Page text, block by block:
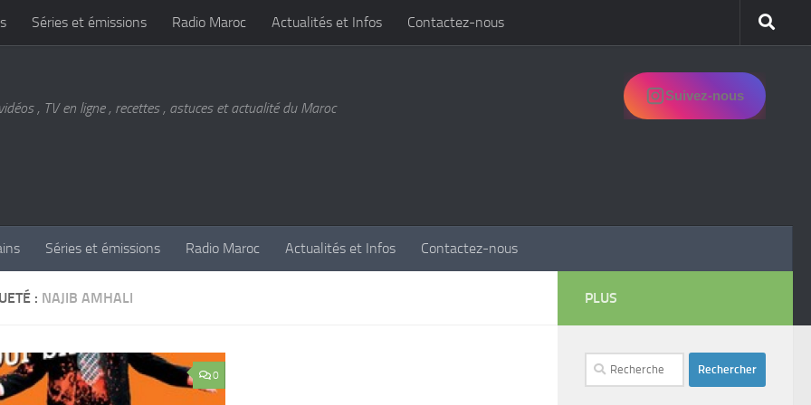
Séries et émissions Radio Maroc Actualités et Infos Contactez-nous
, TV en ligne , recettes , astuces et actualité du Maroc
Suivez-nous
Séries et émissions Radio Maroc Actualités et Infos Contactez-nous
: NAJIB AMHALI
0
PLUS
Rechercher :